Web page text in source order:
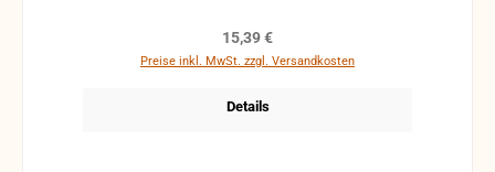
Regulärer Preis:
15,39 €
Preise inkl. MwSt. zzgl. Versandkosten
Details